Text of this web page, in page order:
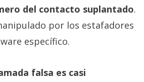
del contacto suplantado.
por los estafadores
específico.
falsa es casi